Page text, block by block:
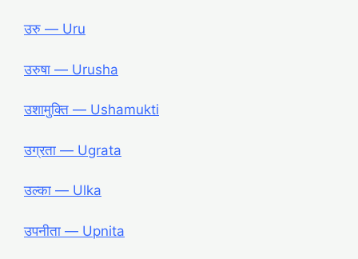
उरु ― Uru
उरुषा ― Urusha
उशामुक्ति ― Ushamukti
उग्रता ― Ugrata
उल्का ― Ulka
उपनीता ― Upnita